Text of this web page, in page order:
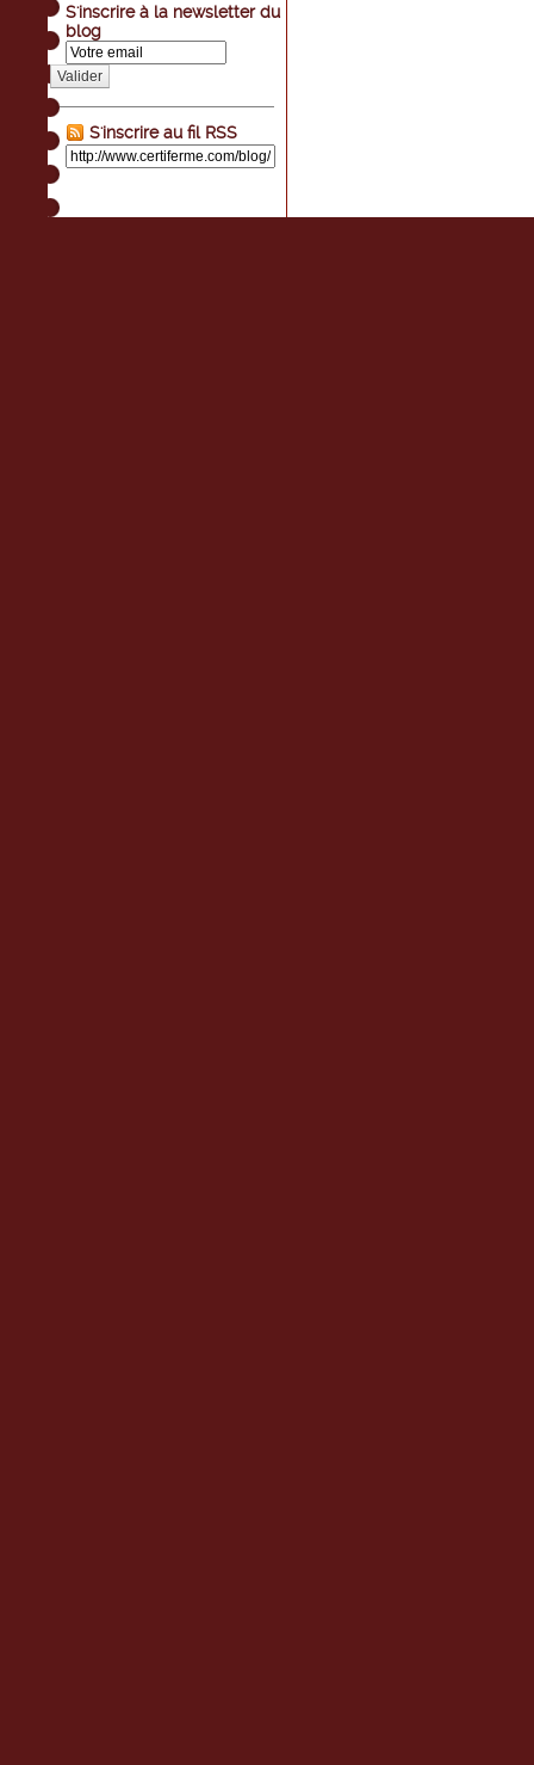
S'inscrire à la newsletter du
blog
Valider
S'inscrire au fil RSS